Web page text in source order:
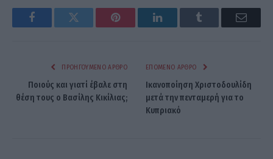
FacebookTwitter Pinterest LinkedInTumblr Email
ΠΡΟΗΓΟΎΜΕΝΟ ΆΡΘΡΟ
Ποιούς και γιατί έβαλε στη
θέση τους ο Βασίλης Κικίλιας;
ΕΠΌΜΕΝΟ ΆΡΘΡΟ
Ικανοποίηση Χριστοδουλίδη
μετά την πενταμερή για το
Κυπριακό